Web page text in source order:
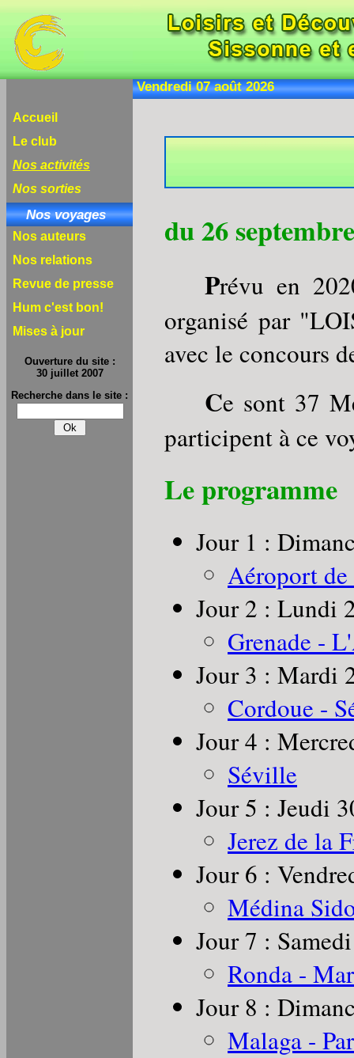
Vendredi 07 août
Accueil
Le club
Nos activités
Nos sorties
Nos voyages
Nos auteurs
Nos relations
Revue de presse
Hum c'est bon!
Mises à jour
Ouverture du site :
30 juillet 2007
Recherche dans le site :
du 26
Prévu en
organisé par
avec le concours
Ce sont 37
participent à ce
Le programme
Jour 1 :
Aéroport de
Jour 2 : Lundi
Grenade -
Jour 3 : Mardi
Cordoue -
Jour 4 :
Séville
Jour 5 : Jeudi
Jerez de la
Jour 6 :
Médina
Jour 7 :
Ronda -
Jour 8 :
Malaga -